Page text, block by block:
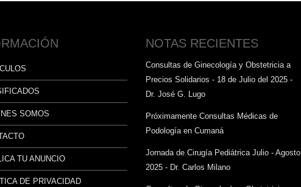
SOMOS
TU ANUNCIO
DE PRIVACIDAD
NOTAS RECIENTES
Consultas de Ginecología y Obstetricia a
Precios Solidarios - 18 de Julio del 2025 -
Dr. José G. Lugo
Próximamente Consultas Médicas de
Podología en Cumaná
Jornada de Cirugía Pediátrica Julio - Agosto
2025 - Dr. Carlos Milano